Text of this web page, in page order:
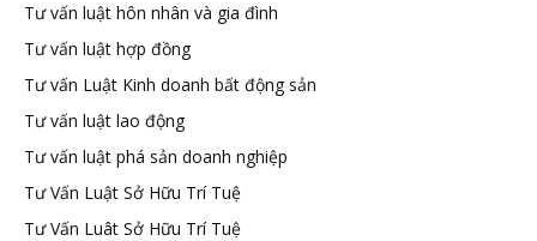
Tư vấn luật hôn nhân và gia đình
Tư vấn luật hợp đồng
Tư vấn Luật Kinh doanh bất động sản
Tư vấn luật lao động
Tư vấn luật phá sản doanh nghiệp
Tư Vấn Luật Sở Hữu Trí Tuệ
Tư Vấn Luât Sở Hữu Trí Tuệ